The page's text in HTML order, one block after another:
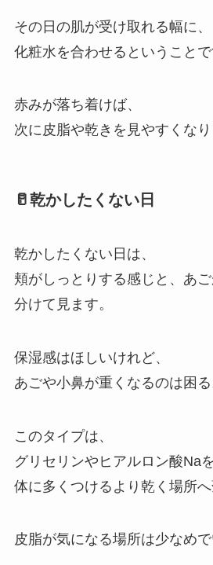
その日の肌が受け取れる幅に、
化粧水を合わせるということで
赤みが落ち着けば、
次に皮脂や乾きを見やすくなり
🥛乾かしたくない日
乾かしたくない日は、
頬がしっとりする感じと、あ
分けて見ます。
保湿感はほしいけれど、
あごや小鼻が重くなるのは困る
このタイプは、
グリセリンやヒアルロン酸Na
体に多くつけるより乾く場所へ
皮脂が気になる場所は少なめで